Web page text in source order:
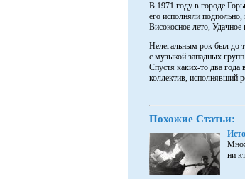
В 1971 году в городе
его исполняли
Високосное лето,
Нелегальным рок был до
с музыкой западных
Спустя каких-то два
коллектив, исполнявший
Похожие Статьи:
ни